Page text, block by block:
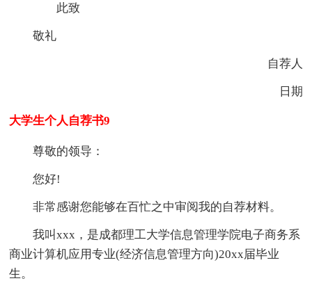
此致
敬礼
自荐人
日期
大学生个人自荐书9
尊敬的领导：
您好!
非常感谢您能够在百忙之中审阅我的自荐材料。
我叫xxx，是成都理工大学信息管理学院电子商务系
商业计算机应用专业(经济信息管理方向)20xx届毕业
生。